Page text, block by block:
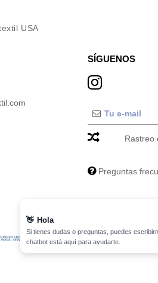
USA
SÍGUENOS
Rastreo
Preguntas
👋 Hola
Si tienes dudas o preguntas, puedes
chatbot está aquí para ayudarte.